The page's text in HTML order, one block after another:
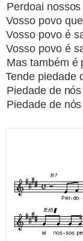
Perdoai
Vosso povo
Vosso povo é
Vosso povo é
Mas também é
Tende piedade
Piedade de nós
Piedade de